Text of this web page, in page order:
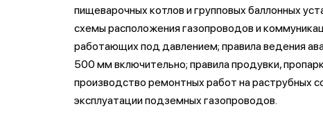
пищеварочных котлов и групповых баллонных
схемы расположения газопроводов и
работающих под давлением; правила ведения
500 мм включительно; правила продувки,
производство ремонтных работ на раструбных
эксплуатации подземных газопроводов.